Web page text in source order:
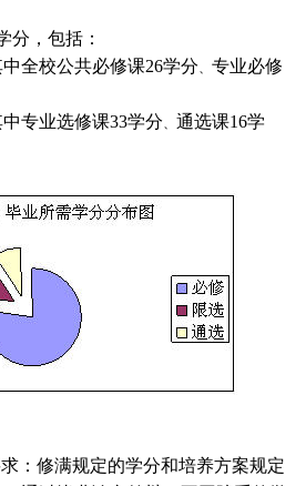
分，包括：
全校公共必修课26学分、 专业必修
专业选修课33学分、 通选课16学
：修满规定的学分和培养方案规定